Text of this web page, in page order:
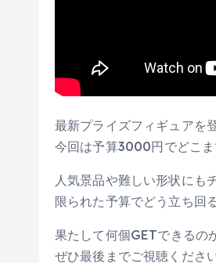
最新プライズフィギュアを
今回は予算3000円でどこま
人気景品や難しい形状にも
限られた予算でどう立ち回
果たして何個GETできるの
ぜひ最後までご視聴くださ